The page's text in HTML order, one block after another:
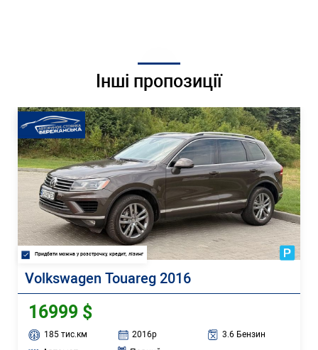
Інші пропозиції
Придбати можна у розстрочку, кредит, лізинг
Volkswagen Touareg 2016
16999 $
185 тис.км 2016р
3.6 Бензин